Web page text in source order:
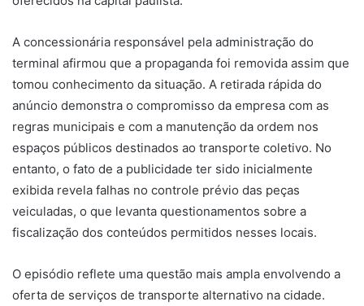
A concessionária responsável pela administração do
terminal afirmou que a propaganda foi removida assim que
tomou conhecimento da situação. A retirada rápida do
anúncio demonstra o compromisso da empresa com as
regras municipais e com a manutenção da ordem nos
espaços públicos destinados ao transporte coletivo. No
entanto, o fato de a publicidade ter sido inicialmente
exibida revela falhas no controle prévio das peças
veiculadas, o que levanta questionamentos sobre a
fiscalização dos conteúdos permitidos nesses locais.
O episódio reflete uma questão mais ampla envolvendo a
oferta de serviços de transporte alternativo na cidade.